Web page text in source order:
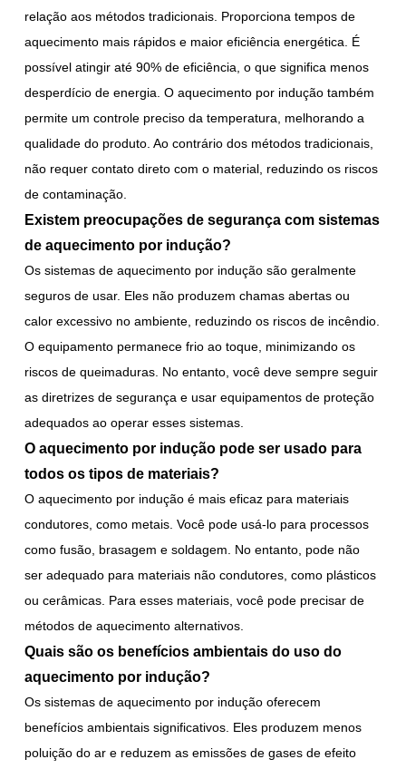
relação aos métodos tradicionais. Proporciona tempos de
aquecimento mais rápidos e maior eficiência energética. É
possível atingir até 90% de eficiência, o que significa menos
desperdício de energia. O aquecimento por indução também
permite um controle preciso da temperatura, melhorando a
qualidade do produto. Ao contrário dos métodos tradicionais,
não requer contato direto com o material, reduzindo os riscos
de contaminação.
Existem preocupações de segurança com sistemas
de aquecimento por indução?
Os sistemas de aquecimento por indução são geralmente
seguros de usar. Eles não produzem chamas abertas ou
calor excessivo no ambiente, reduzindo os riscos de incêndio.
O equipamento permanece frio ao toque, minimizando os
riscos de queimaduras. No entanto, você deve sempre seguir
as diretrizes de segurança e usar equipamentos de proteção
adequados ao operar esses sistemas.
O aquecimento por indução pode ser usado para
todos os tipos de materiais?
O aquecimento por indução é mais eficaz para materiais
condutores, como metais. Você pode usá-lo para processos
como fusão, brasagem e soldagem. No entanto, pode não
ser adequado para materiais não condutores, como plásticos
ou cerâmicas. Para esses materiais, você pode precisar de
métodos de aquecimento alternativos.
Quais são os benefícios ambientais do uso do
aquecimento por indução?
Os sistemas de aquecimento por indução oferecem
benefícios ambientais significativos. Eles produzem menos
poluição do ar e reduzem as emissões de gases de efeito